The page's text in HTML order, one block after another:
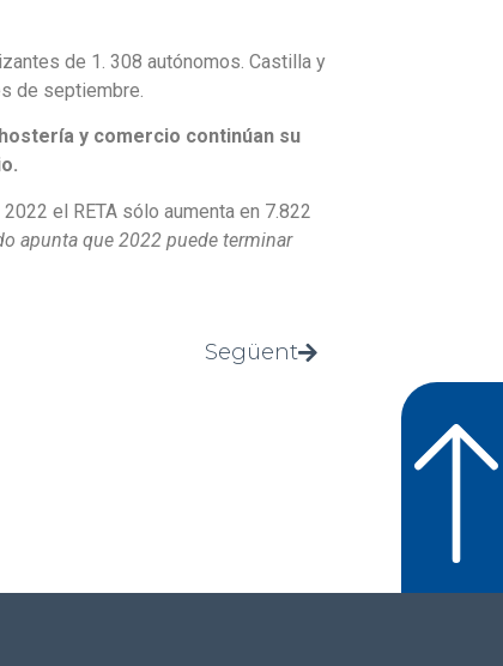
de 1. 308 autónomos. Castilla y
de septiembre.
y comercio continúan su
el RETA sólo aumenta en 7.822
apunta que 2022 puede terminar
Següent